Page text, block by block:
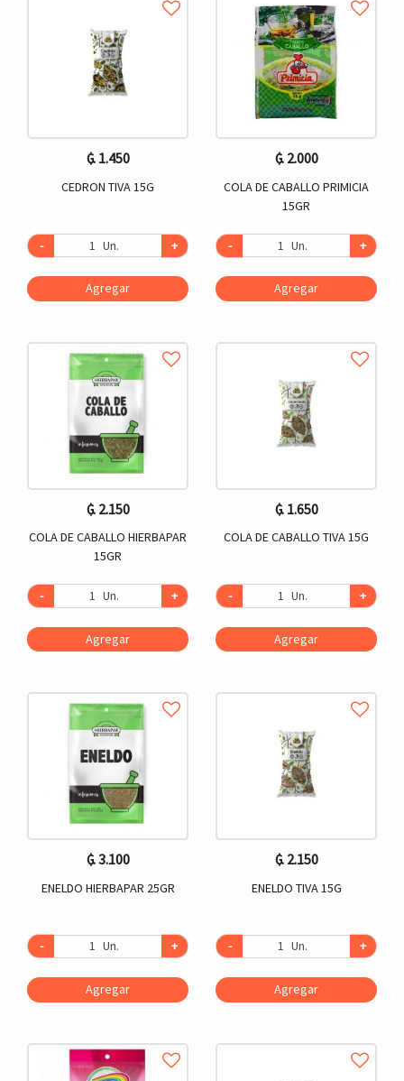
₲. 1.450
CEDRON TIVA 15G
- Un. +
Agregar
₲. 2.000
COLA DE CABALLO PRIMICIA
15GR
- Un. +
Agregar
₲. 2.150
COLA DE CABALLO HIERBAPAR
15GR
- Un. +
Agregar
₲. 1.650
COLA DE CABALLO TIVA 15G
- Un. +
Agregar
₲. 3.100
ENELDO HIERBAPAR 25GR
- Un. +
Agregar
₲. 2.150
ENELDO TIVA 15G
- Un. +
Agregar